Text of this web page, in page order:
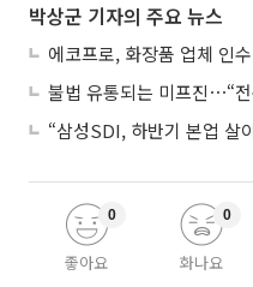
박상군 기자의 주요 뉴스
불법 유통되는 미프진⋯“
좋아요
0
화나요
0